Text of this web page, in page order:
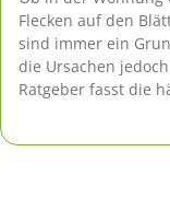
Flecken auf den
sind immer ein
die Ursachen
Ratgeber fasst die